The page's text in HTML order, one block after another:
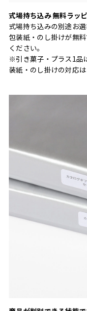
式場持ち込み 無料ラッ
式場持ち込みの別途お
包装紙・のし掛けが無
ください。
※引き菓子・プラス1品
装紙・のし掛けの対応は